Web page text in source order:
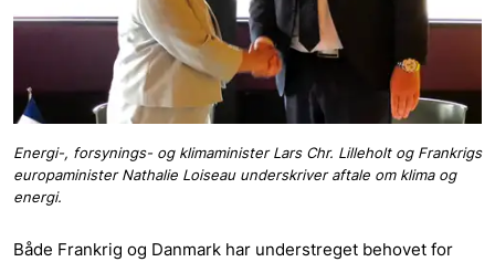
Energi-, forsynings- og klimaminister Lars Chr. Lilleholt og Frankrigs
europaminister Nathalie Loiseau underskriver aftale om klima og
energi.
Både Frankrig og Danmark har understreget behovet for